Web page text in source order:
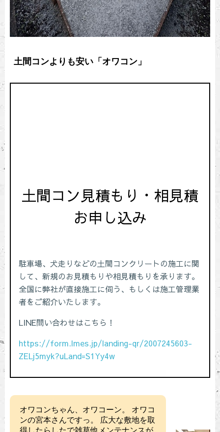
土間コンよりも安い「オワコン」
オワコンちゃん、オワコーン。 オワコ
ンの宮本さんですっ。 広大な敷地を取